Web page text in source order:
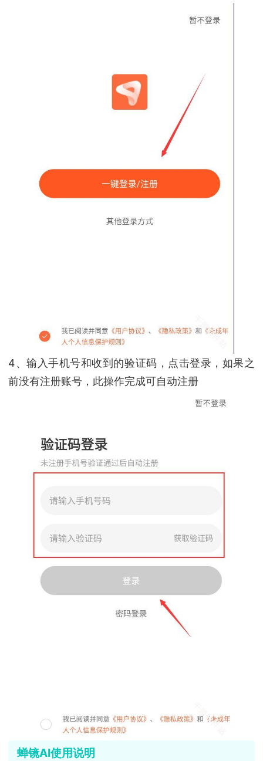
4、输入手机号和收到的验证码，点击登录，如果之
前没有注册账号，此操作完成可自动注册
蝉镜AI使用说明